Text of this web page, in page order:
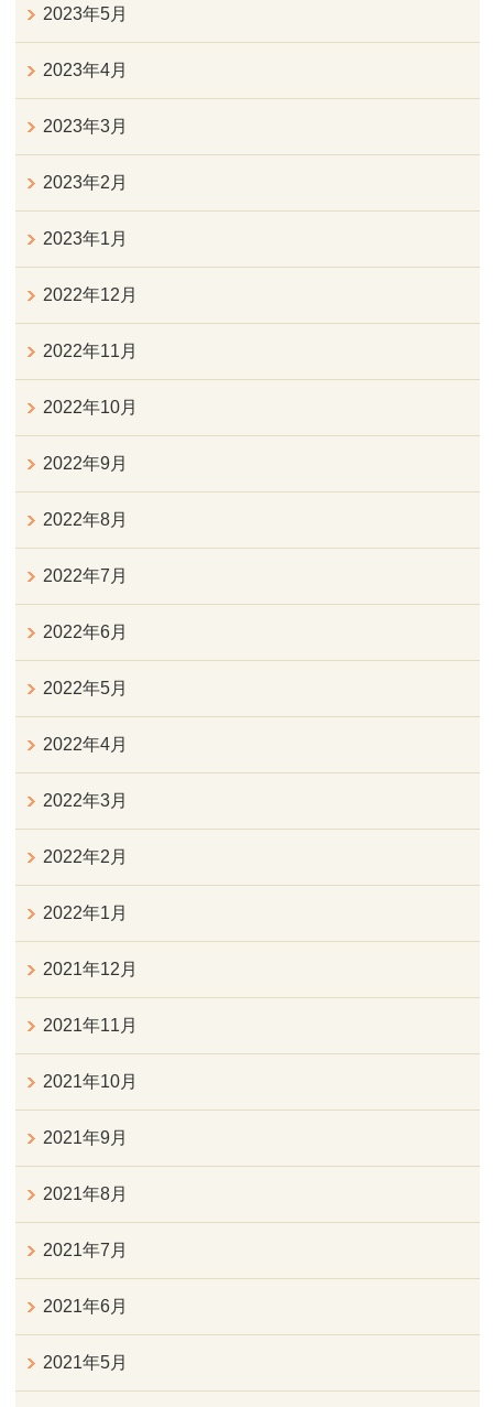
2023年5月
2023年4月
2023年3月
2023年2月
2023年1月
2022年12月
2022年11月
2022年10月
2022年9月
2022年8月
2022年7月
2022年6月
2022年5月
2022年4月
2022年3月
2022年2月
2022年1月
2021年12月
2021年11月
2021年10月
2021年9月
2021年8月
2021年7月
2021年6月
2021年5月